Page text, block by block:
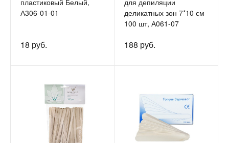
А306-01-01
18 руб.
деликатных зон 7*10 см
100 шт, А061-07
188 руб.